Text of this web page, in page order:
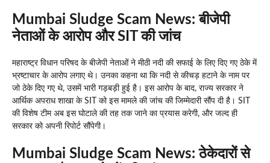
Mumbai Sludge Scam News: बीजेपी
नेताओं के आरोप और SIT की जांच
महाराष्ट्र विधान परिषद के बीजेपी नेताओं ने मीठी नदी की सफाई के लिए दिए गए ठेके में
भ्रष्टाचार के आरोप लगाए थे। उनका कहना था कि नदी से कीचड़ हटाने के नाम पर
जो ठेके दिए गए थे, उसमें भारी गड़बड़ी हुई है। इस आरोप के बाद, राज्य सरकार ने
आर्थिक अपराध शाखा के SIT को इस मामले की जांच की जिम्मेदारी सौंप दी है। SIT
की विशेष टीम अब इस घोटाले की तह तक जाने का प्रयास करेगी, और जल्द ही
सरकार को अपनी रिपोर्ट सौंपेगी।
Mumbai Sludge Scam News: ठेकेदारों से